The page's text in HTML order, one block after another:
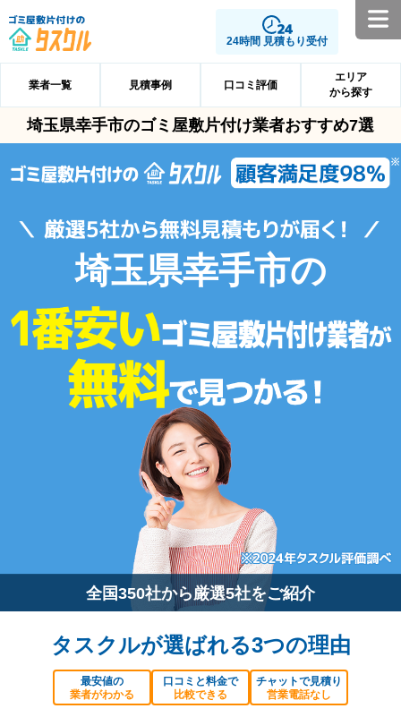
24時間 見積もり受付
業者一覧 見積事例 口コミ評価
エリア
から探す
埼玉県幸手市のゴミ屋敷片付け業者おすすめ7選
埼玉県幸手市の
全国350社から厳選5社をご紹介
タスクルが選ばれる3つの理由
最安値の
業者がわかる
口コミと料金で
比較できる
チャットで見積り
営業電話なし